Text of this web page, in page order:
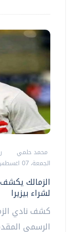
محمد حلمي
الجمعة، 07 اغسطس 2026 11:32 م
الزمالك
لشراء بيزيرا
كشف نادي
الرسمي